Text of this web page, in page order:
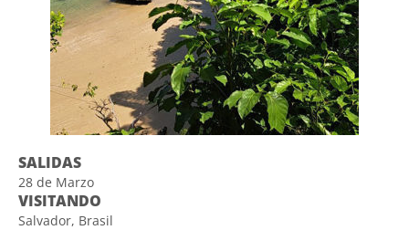
SALIDAS
28 de Marzo
VISITANDO
Salvador, Brasil